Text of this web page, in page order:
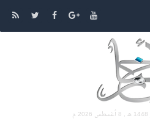
8 أغسطس 2026 م